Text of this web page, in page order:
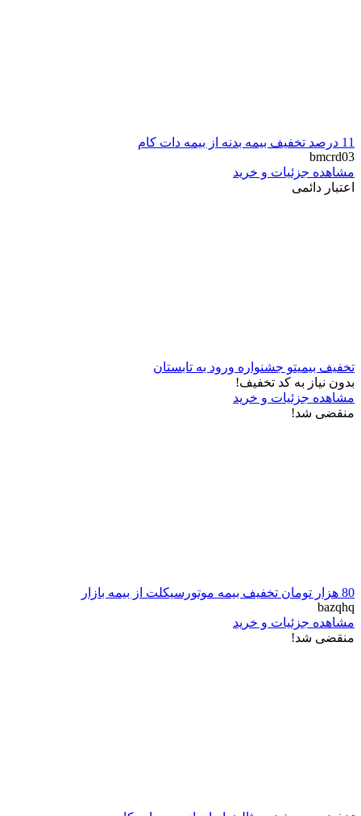
11 درصد تخفیف بیمه بدنه از بیمه دات کام
bmcrd03
مشاهده جزئیات و خرید
اعتبار دائمی
تخفیف بیمیتو جشنواره ورود به تابستان
بدون نیاز به کد تخفیف!
مشاهده جزئیات و خرید
منقضی شد!
80 هزار تومان تخفیف بیمه موتورسیکلت از بیمه بازار
bazqhq
مشاهده جزئیات و خرید
منقضی شد!